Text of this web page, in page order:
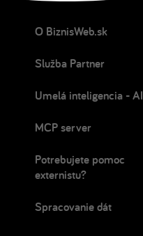
O BiznisWeb.sk
Služba Partner
Umelá inteligencia - AI
MCP server
Potrebujete pomoc
externistu?
Spracovanie dát